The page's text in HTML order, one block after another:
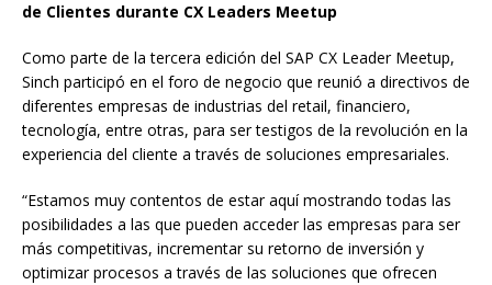
de Clientes durante CX Leaders Meetup
Como parte de la tercera edición del SAP CX Leader Meetup,
Sinch participó en el foro de negocio que reunió a directivos de
diferentes empresas de industrias del retail, financiero,
tecnología, entre otras, para ser testigos de la revolución en la
experiencia del cliente a través de soluciones empresariales.
“Estamos muy contentos de estar aquí mostrando todas las
posibilidades a las que pueden acceder las empresas para ser
más competitivas, incrementar su retorno de inversión y
optimizar procesos a través de las soluciones que ofrecen